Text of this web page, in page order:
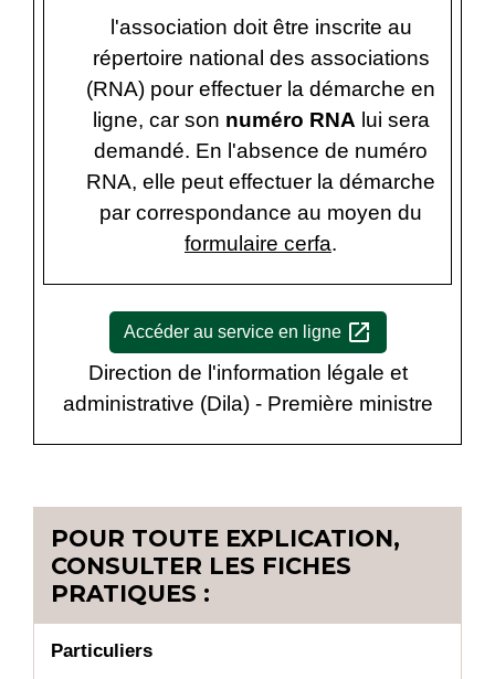
l'association doit être inscrite au
répertoire national des associations
(RNA) pour effectuer la démarche en
ligne, car son numéro RNA lui sera
demandé. En l'absence de numéro
RNA, elle peut effectuer la démarche
par correspondance au moyen du
formulaire cerfa.
Accéder au service en ligne open_in_new
Direction de l'information légale et
administrative (Dila) - Première ministre
POUR TOUTE EXPLICATION,
CONSULTER LES FICHES
PRATIQUES :
Particuliers